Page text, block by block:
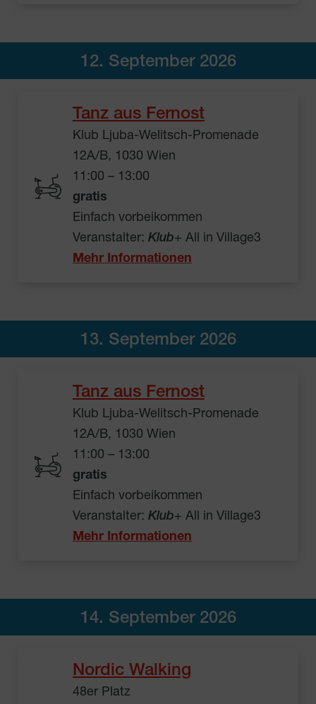
12. September 2026
Tanz aus Fernost
Klub Ljuba-Welitsch-Promenade
12A/B, 1030 Wien
11:00 – 13:00
gratis
Einfach vorbeikommen
Veranstalter: Klub+ All in Village3
Mehr Informationen
13. September 2026
Tanz aus Fernost
Klub Ljuba-Welitsch-Promenade
12A/B, 1030 Wien
11:00 – 13:00
gratis
Einfach vorbeikommen
Veranstalter: Klub+ All in Village3
Mehr Informationen
14. September 2026
Nordic Walking
48er Platz